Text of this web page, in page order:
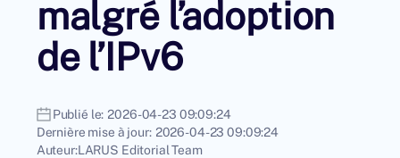
malgré l’adoption
de l’IPv6
Publié le: 2026-04-23 09:09:24
Dernière mise à jour: 2026-04-23 09:09:24
Auteur:LARUS Editorial Team